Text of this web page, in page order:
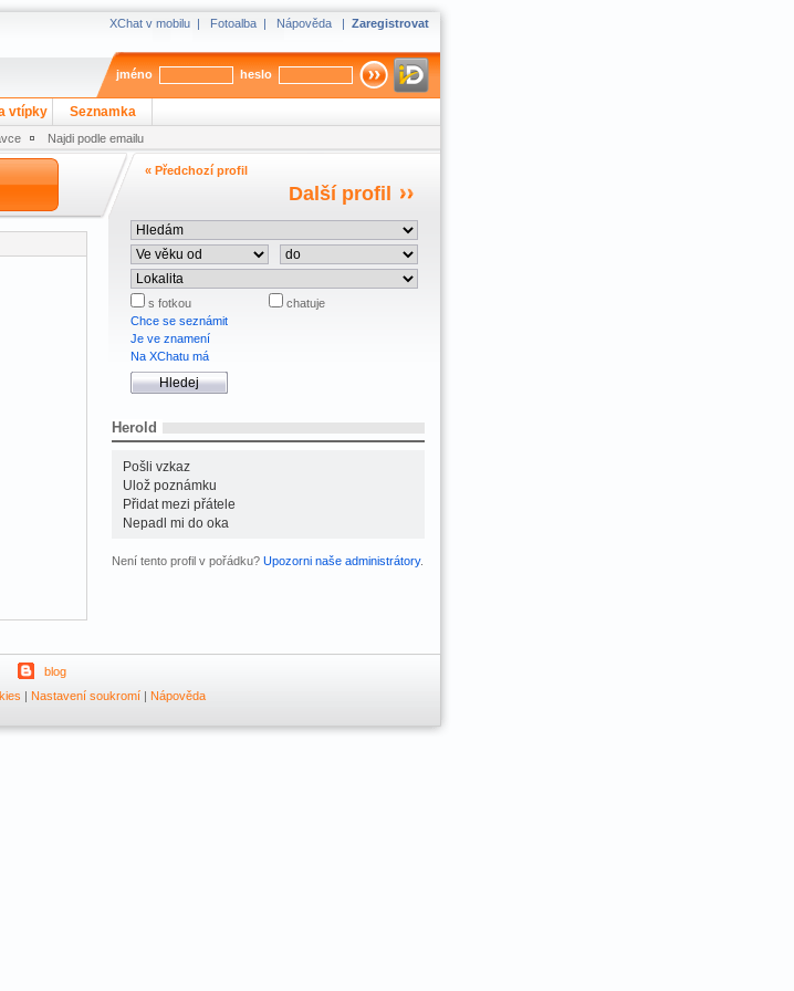
XChat v mobilu | Fotoalba | Nápověda | Zaregistrovat
jméno heslo
vtípky Seznamka
Najdi podle emailu
« Předchozí profil
Další profil
s fotkou
chatuje
Chce se seznámit
Je ve znamení
Na XChatu má
Herold
Pošli vzkaz
Ulož poznámku
Přidat mezi přátele
Nepadl mi do oka
Není tento profil v pořádku? Upozorni naše administrátory.
blog
| Nastavení soukromí| Nápověda